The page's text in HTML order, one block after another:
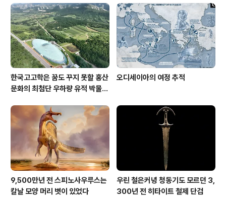
한국고고학은 꿈도 꾸지 못할 홍산
문화의 최첨단 우하량 유적 박물관
오디세이아의 여정 추적
9,500만년 전 스피노사우루스는
칼날 모양 머리 볏이 있었다
우린 철은커녕 청동기도 모르던 3,
300년 전 히타이트 철제 단검